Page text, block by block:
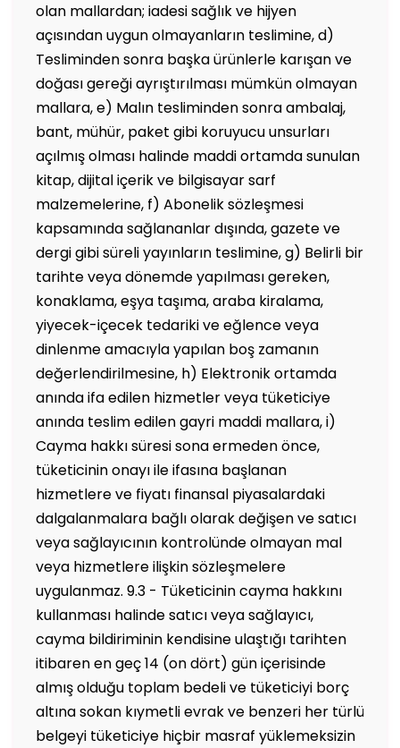
olan mallardan; iadesi sağlık ve hijyen
açısından uygun olmayanların teslimine, d)
Tesliminden sonra başka ürünlerle karışan ve
doğası gereği ayrıştırılması mümkün olmayan
mallara, e) Malın tesliminden sonra ambalaj,
bant, mühür, paket gibi koruyucu unsurları
açılmış olması halinde maddi ortamda sunulan
kitap, dijital içerik ve bilgisayar sarf
malzemelerine, f) Abonelik sözleşmesi
kapsamında sağlananlar dışında, gazete ve
dergi gibi süreli yayınların teslimine, g) Belirli bir
tarihte veya dönemde yapılması gereken,
konaklama, eşya taşıma, araba kiralama,
yiyecek-içecek tedariki ve eğlence veya
dinlenme amacıyla yapılan boş zamanın
değerlendirilmesine, h) Elektronik ortamda
anında ifa edilen hizmetler veya tüketiciye
anında teslim edilen gayri maddi mallara, i)
Cayma hakkı süresi sona ermeden önce,
tüketicinin onayı ile ifasına başlanan
hizmetlere ve fiyatı finansal piyasalardaki
dalgalanmalara bağlı olarak değişen ve satıcı
veya sağlayıcının kontrolünde olmayan mal
veya hizmetlere ilişkin sözleşmelere
uygulanmaz. 9.3 - Tüketicinin cayma hakkını
kullanması halinde satıcı veya sağlayıcı,
cayma bildiriminin kendisine ulaştığı tarihten
itibaren en geç 14 (on dört) gün içerisinde
almış olduğu toplam bedeli ve tüketiciyi borç
altına sokan kıymetli evrak ve benzeri her türlü
belgeyi tüketiciye hiçbir masraf yüklemeksizin